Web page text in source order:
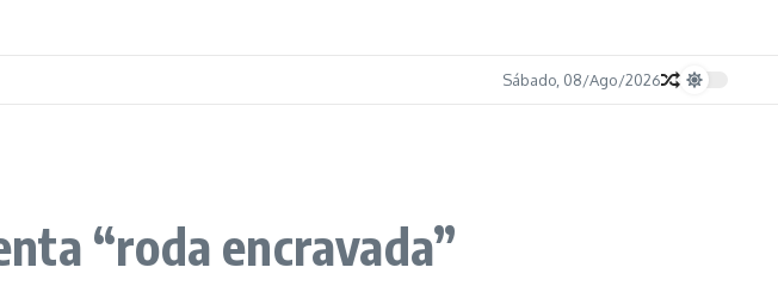
Sábado, 08/Ago/2026
“roda encravada”